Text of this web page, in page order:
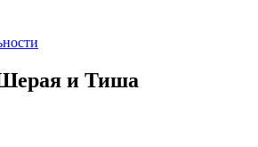
Шерая и Тиша